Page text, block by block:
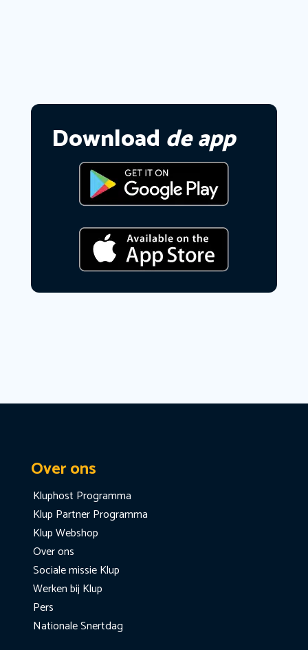
Download de app
Over ons
Kluphost Programma
Klup Partner Programma
Klup Webshop
Over ons
Sociale missie Klup
Werken bij Klup
Pers
Nationale Snertdag